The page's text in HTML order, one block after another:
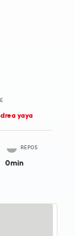
yaya
REPOS
0min